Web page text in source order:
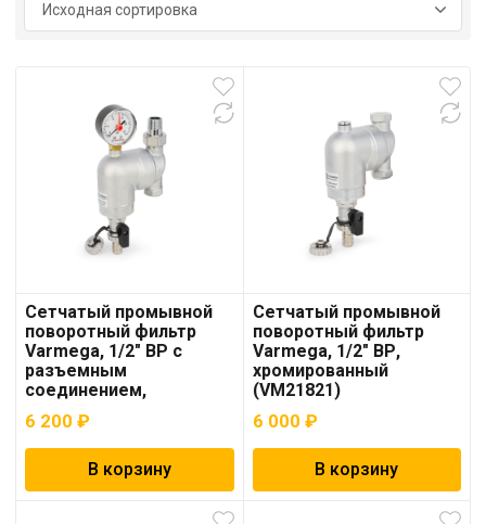
Cетчатый промывной
поворотный фильтр
Varmega, 1/2″ ВР с
разъемным
соединением,
(VM21801)
6 200 ₽
В корзину
Cетчатый промывной
поворотный фильтр
Varmega, 1/2″ ВР,
хромированный
(VM21821)
6 000 ₽
В корзину